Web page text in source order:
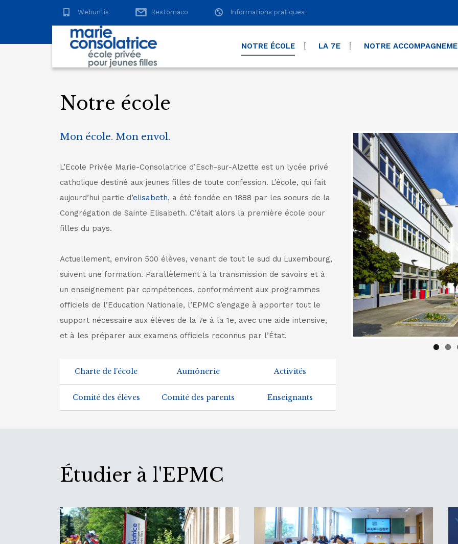
Webuntis Restomaco Informations pratiques
NOTRE ÉCOLE LA 7E NOTRE
Notre école
Mon école. Mon envol.
L’Ecole Privée Marie-Consolatrice d’Esch-sur-Alzette est un lycée privé
catholique destiné aux jeunes filles de toute confession. L’école, qui fait
aujourd’hui partie d’elisabeth, a été fondée en 1888 par les soeurs de la
Congrégation de Sainte Elisabeth. C’était alors la première école pour
filles du pays.
Actuellement, environ 500 élèves, venant de tout le sud du Luxembourg,
suivent une formation. Parallèlement à la transmission de savoirs et à
un enseignement par compétences, conformément aux programmes
officiels de l’Education Nationale, l’EPMC s’engage à apporter tout le
support nécessaire aux élèves de la 7e à la 1e, avec une aide intensive,
et à les préparer aux examens officiels reconnus par l’État.
Charte de l’école Aumônerie Activités
Comité des élèves Comité des parents Enseignants
Étudier à l'EPMC